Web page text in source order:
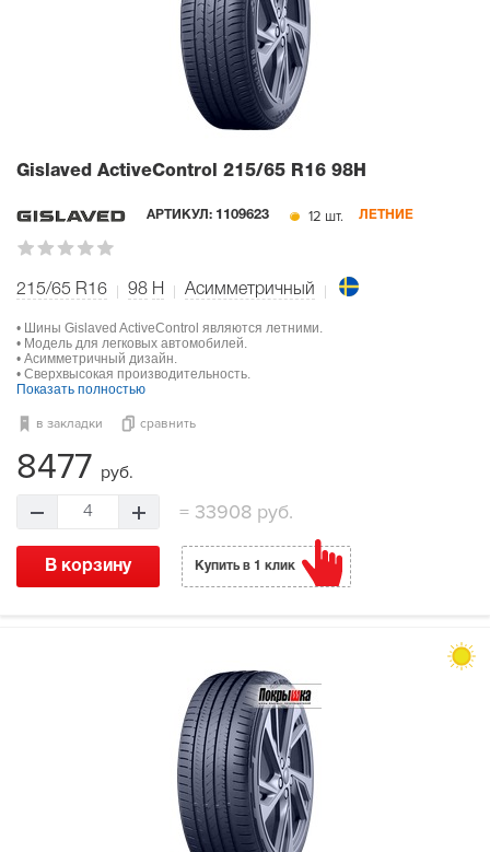
Gislaved ActiveControl 215/65 R16 98H
АРТИКУЛ: 1109623 12 шт. ЛЕТНИЕ
215/65 R16 98 H Асимметричный
• Шины Gislaved ActiveControl являются летними.
• Модель для легковых автомобилей.
• Асимметричный дизайн.
• Сверхвысокая производительность.
Показать полностью
в закладки сравнить
8477 руб.
4 =33908 руб.
В корзину Купить в 1 клик